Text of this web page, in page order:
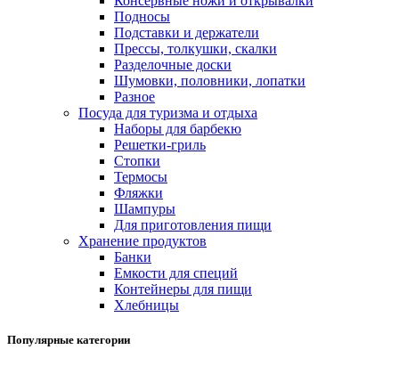
Подносы
Подставки и держатели
Прессы, толкушки, скалки
Разделочные доски
Шумовки, половники, лопатки
Разное
Посуда для туризма и отдыха
Наборы для барбекю
Решетки-гриль
Стопки
Термосы
Фляжки
Шампуры
Для приготовления пищи
Хранение продуктов
Банки
Емкости для специй
Контейнеры для пищи
Хлебницы
Популярные категории